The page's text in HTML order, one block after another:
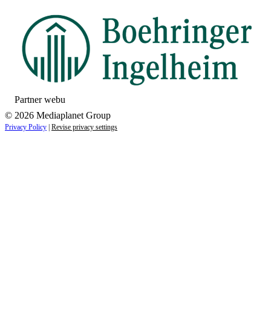
Partner webu
© 2026 Mediaplanet Group
Privacy Policy Revise privacy settings